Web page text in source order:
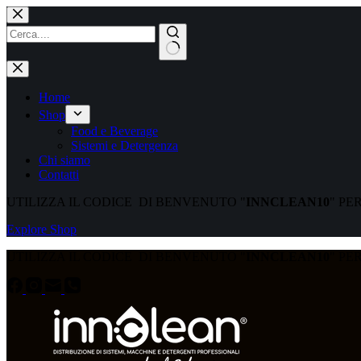
Home
Shop
Food e Beverage
Sistemi e Detergenza
Chi siamo
Contatti
UTILIZZA IL CODICE DI BENVENUTO " INNCLEAN10"
Explore Shop